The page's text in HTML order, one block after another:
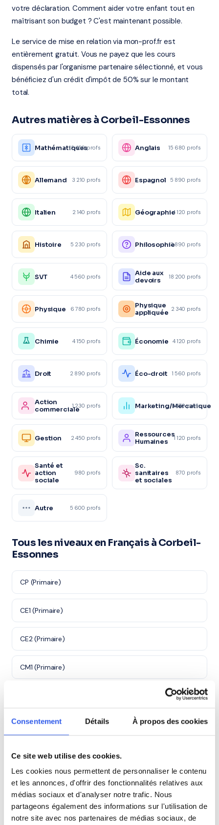
Consentement Détails À propos des cookies
Ce site web utilise des cookies.
Les cookies nous permettent de personnaliser le contenu
et les annonces, d'offrir des fonctionnalités relatives aux
médias sociaux et d'analyser notre trafic. Nous
partageons également des informations sur l'utilisation de
notre site avec nos partenaires de médias sociaux, de
votre déclaration. Comment aider votre enfant tout en
maîtrisant son budget ? C'est maintenant possible.
Le service de mise en relation via mon-prof.fr est
entièrement gratuit. Vous ne payez que les cours
dispensés par l'organisme partenaire sélectionné, et vous
bénéficiez d'un crédit d'impôt de 50% sur le montant
total.
Autres matières à Corbeil-Essonnes
Mathématiques
12 450 profs Anglais 15 680 profs
Allemand 3 210 profs Espagnol 5 890 profs
Italien 2 140 profs Géographie4 120 profs
Histoire 5 230 profs Philosophie3 890 profs
SVT 4 560 profs
Aide aux
devoirs
18 200 profs
Physique 6 780 profs
Physique
appliquée 2 340 profs
Chimie 4 150 profs Économie 4 120 profs
Droit 2 890 profs Éco-droit 1 560 profs
Action
commerciale1 230 profs Marketing/Mercatique
1 870 profs
Gestion 2 450 profs
Ressources
Humaines
1 120 profs
Santé et
action
sociale
980 profs
Sc.
sanitaires
et sociales
870 profs
Autre 5 600 profs
Tous les niveaux en Français à Corbeil-
Essonnes
CP (Primaire)
CE1 (Primaire)
CE2 (Primaire)
CM1 (Primaire)
6ème (Collège)
5ème (Collège)
4ème (Collège)
3ème (Collège)